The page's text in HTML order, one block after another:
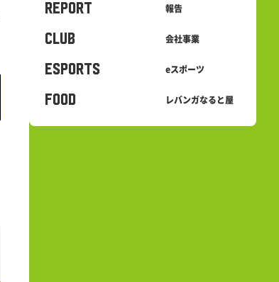
REPORT 報告
CLUB 会社事業
eSPORTS eスポーツ
FOOD レバンガなると屋